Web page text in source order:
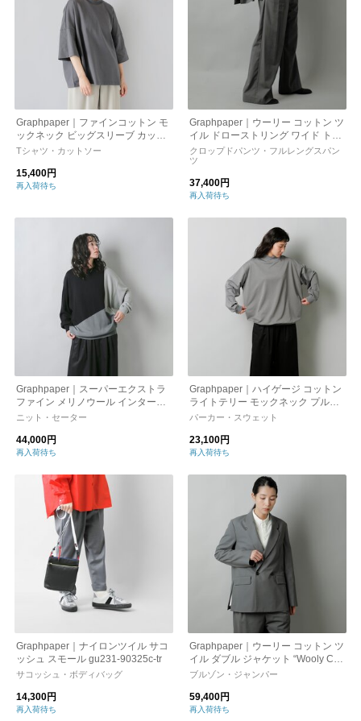
Graphpaper｜ファインコットン モ
ックネック ビッグスリーブ カット
ソー Tシャツ gl231-70257b-mn
Tシャツ・カットソー
15,400円
再入荷待ち
Graphpaper｜ウーリー コットン ツ
イル ドローストリング ワイド トラ
ウザー パンツ “Wooly Cotton Twill
Drawstring Wide Pants” gl243-400
クロップドパンツ・フルレングスパン
ツ
37,400円
再入荷待ち
Graphpaper｜スーパーエクストラ
ファイン メリノウール インターシ
ャ ニット プルオーバー “Fine Wool
ニット・セーター
44,000円
再入荷待ち
Graphpaper｜ハイゲージ コットン
ライトテリー モックネック プルオ
ーバー “Cotton Light Terry Mock Ne
パーカー・スウェット
23,100円
再入荷待ち
Graphpaper｜ナイロンツイル サコ
ッシュ スモール gu231-90325c-tr
サコッシュ・ボディバッグ
14,300円
再入荷待ち
Graphpaper｜ウーリー コットン ツ
イル ダブル ジャケット “Wooly Cott
on Twill Double Jacket” gl243-2007
ブルゾン・ジャンパー
59,400円
再入荷待ち